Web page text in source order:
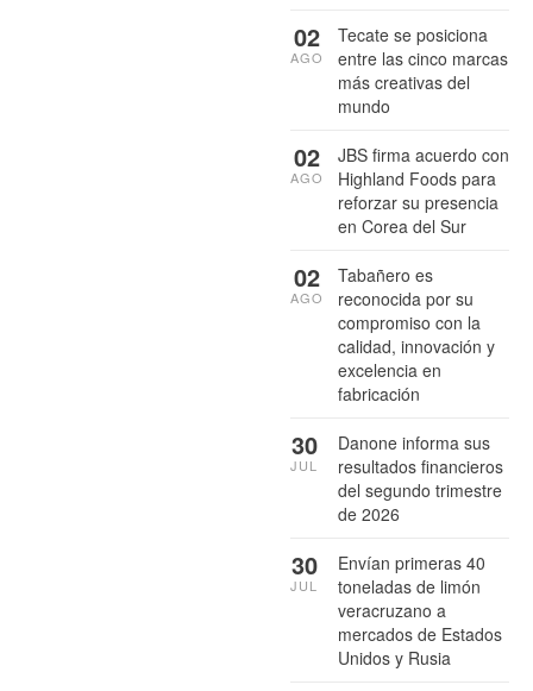
Tecate se posiciona
entre las cinco marcas
más creativas del
mundo
02
AGO
JBS firma acuerdo con
Highland Foods para
reforzar su presencia
en Corea del Sur
02
AGO
Tabañero es
reconocida por su
compromiso con la
calidad, innovación y
excelencia en
fabricación
02
AGO
Danone informa sus
resultados financieros
del segundo trimestre
de 2026
30
JUL
Envían primeras 40
toneladas de limón
veracruzano a
mercados de Estados
Unidos y Rusia
30
JUL